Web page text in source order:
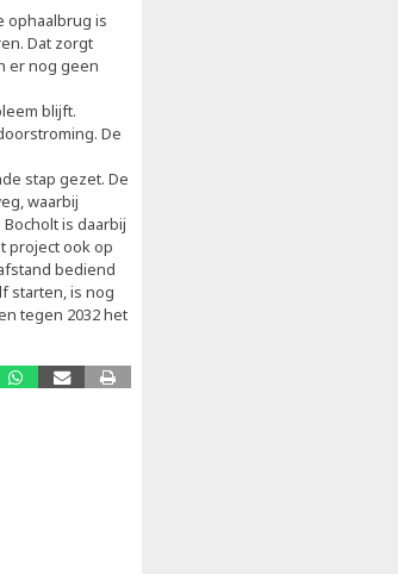
ophaalbrug is
Dat zorgt
er nog geen
blijft.
De
stap gezet. De
waarbij
is daarbij
project ook op
bediend
starten, is nog
tegen 2032 het